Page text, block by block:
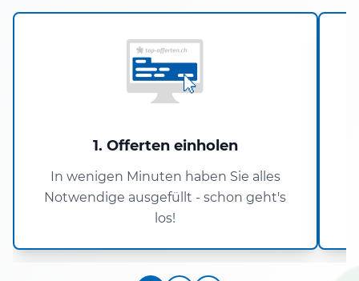
1. Offerten einholen
In wenigen Minuten haben Sie alles
Notwendige ausgefüllt - schon geht's
los!